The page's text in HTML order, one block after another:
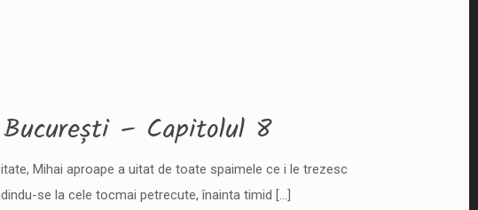
– Capitolul 8
Mihai aproape a uitat de toate spaimele ce i le trezesc
se la cele tocmai petrecute, înainta timid […]